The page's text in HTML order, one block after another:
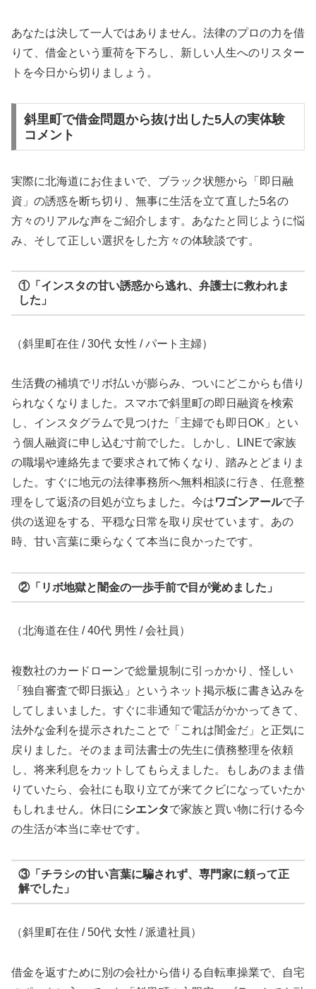
あなたは決して一人ではありません。法律のプロの力を借
りて、借金という重荷を下ろし、新しい人生へのリスター
トを今日から切りましょう。
斜里町で借金問題から抜け出した5人の実体験
コメント
実際に北海道にお住まいで、ブラック状態から「即日融
資」の誘惑を断ち切り、無事に生活を立て直した5名の
方々のリアルな声をご紹介します。あなたと同じように悩
み、そして正しい選択をした方々の体験談です。
①「インスタの甘い誘惑から逃れ、弁護士に救われま
した」
（斜里町在住 / 30代 女性 / パート主婦）
生活費の補填でリボ払いが膨らみ、ついにどこからも借り
られなくなりました。スマホで斜里町の即日融資を検索
し、インスタグラムで見つけた「主婦でも即日OK」とい
う個人融資に申し込む寸前でした。しかし、LINEで家族
の職場や連絡先まで要求されて怖くなり、踏みとどまりま
した。すぐに地元の法律事務所へ無料相談に行き、任意整
理をして返済の目処が立ちました。今はワゴンアールで子
供の送迎をする、平穏な日常を取り戻せています。あの
時、甘い言葉に乗らなくて本当に良かったです。
②「リボ地獄と闇金の一歩手前で目が覚めました」
（北海道在住 / 40代 男性 / 会社員）
複数社のカードローンで総量規制に引っかかり、怪しい
「独自審査で即日振込」というネット掲示板に書き込みを
してしまいました。すぐに非通知で電話がかかってきて、
法外な金利を提示されたことで「これは闇金だ」と正気に
戻りました。そのまま司法書士の先生に債務整理を依頼
し、将来利息をカットしてもらえました。もしあのまま借
りていたら、会社にも取り立てが来てクビになっていたか
もしれません。休日にシエンタで家族と買い物に行ける今
の生活が本当に幸せです。
③「チラシの甘い言葉に騙されず、専門家に頼って正
解でした」
（斜里町在住 / 50代 女性 / 派遣社員）
借金を返すために別の会社から借りる自転車操業で、自宅